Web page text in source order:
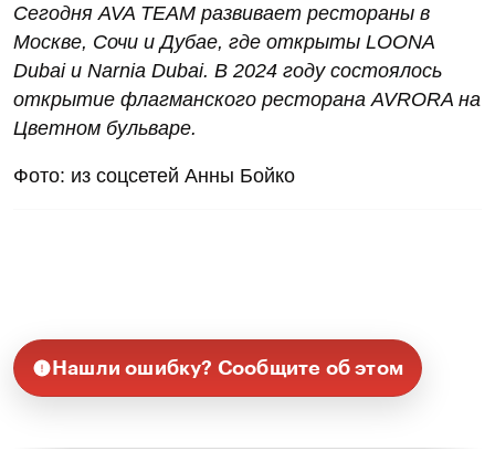
Сегодня AVA TEAM развивает рестораны в
Москве, Сочи и Дубае, где открыты LOONA
Dubai и Narnia Dubai. В 2024 году состоялось
открытие флагманского ресторана AVRORA на
Цветном бульваре.
Фото: из соцсетей Анны Бойко
Нашли ошибку? Сообщите об этом